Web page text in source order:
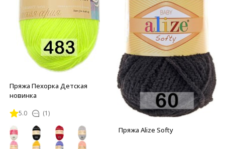
Пряжа Пехорка Детская
новинка
5.0 (1)
Пряжа Alize Softy